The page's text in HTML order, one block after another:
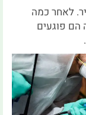
לאחר כמה
פוגעים